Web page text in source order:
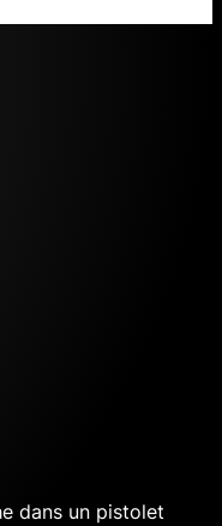
dans un pistolet